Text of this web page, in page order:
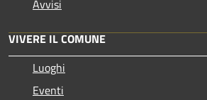
Avvisi
VIVERE IL COMUNE
Luoghi
Eventi